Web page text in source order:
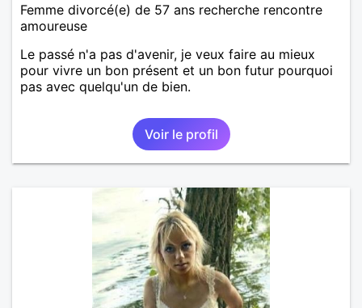
Femme divorcé(e) de 57 ans recherche rencontre
amoureuse
Le passé n'a pas d'avenir, je veux faire au mieux
pour vivre un bon présent et un bon futur pourquoi
pas avec quelqu'un de bien.
Voir le profil